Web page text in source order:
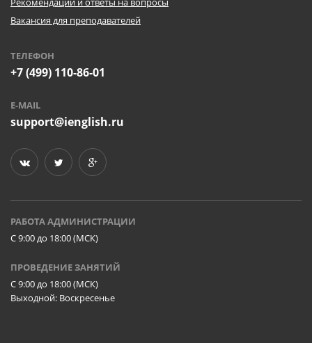
Вакансия для преподавателей
ТЕЛЕФОН
+7 (499) 110-86-01
E-MAIL
support@ienglish.ru
РАБОТА АДМИНИСТРАЦИИ
C 9:00 до 18:00 (МСК)
ПРОВЕДЕНИЕ ЗАНЯТИЙ
C 9:00 до 18:00 (МСК)
Выходной: Воскресенье